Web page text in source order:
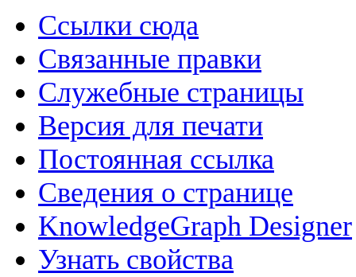
Ссылки сюда
Связанные правки
Служебные страницы
Версия для печати
Постоянная ссылка
Сведения о странице
KnowledgeGraph Designer
Узнать свойства